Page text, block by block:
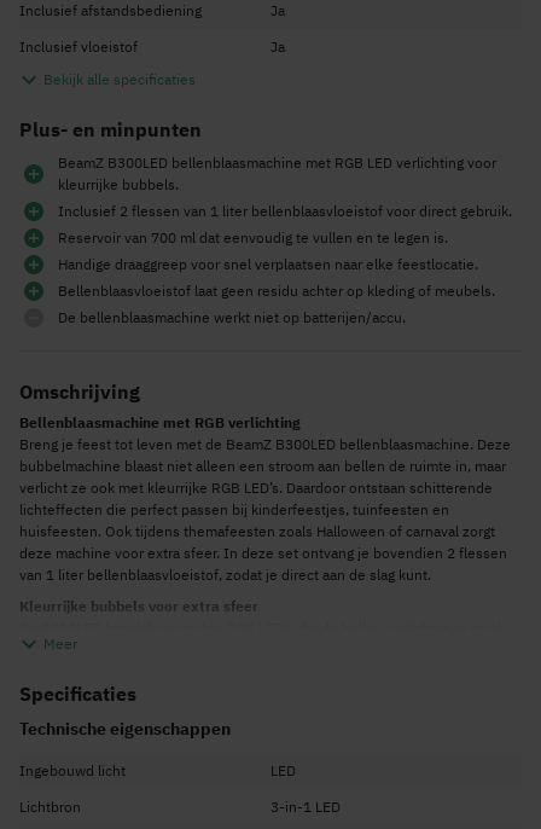
Omschrijving
Bellenblaasmachine met RGB verlichting
Breng je feest tot leven met de BeamZ B300LED bellenblaasmachine. Deze
bubbelmachine blaast niet alleen een stroom aan bellen de ruimte in, maar
verlicht ze ook met kleurrijke RGB LED’s. Daardoor ontstaan schitterende
lichteffecten die perfect passen bij kinderfeestjes, tuinfeesten en
huisfeesten. Ook tijdens themafeesten zoals Halloween of carnaval zorgt
deze machine voor extra sfeer. In deze set ontvang je bovendien 2 flessen
van 1 liter bellenblaasvloeistof, zodat je direct aan de slag kunt.
Kleurrijke bubbels voor extra sfeer
groen en blauw. Hierdoor worden de zwevende bellen zichtbaar in
met de krachtige ventilator verspreiden de bellen zich snel door de ruimte.
De BeamZ B300LED werkt volgens het plug and play principe. Je sluit de
bellenblaasvloeistof en activeert de bellen met de meegeleverde draadloze
Meer
Specificaties
Technische eigenschappen
Ingebouwd licht
LED
Lichtbron
3-in-1 LED
Inclusief afstandsbediening
Ja
Inclusief vloeistof
Ja
Bekijk alle specificaties
Plus- en minpunten
BeamZ B300LED bellenblaasmachine met RGB LED verlichting voor
kleurrijke bubbels.
Inclusief 2 flessen van 1 liter bellenblaasvloeistof voor direct gebruik.
Reservoir van 700 ml dat eenvoudig te vullen en te legen is.
Handige draaggreep voor snel verplaatsen naar elke feestlocatie.
Bellenblaasvloeistof laat geen residu achter op kleding of meubels.
De bellenblaasmachine werkt niet op batterijen/accu.